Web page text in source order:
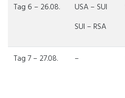
Tag 6 – 26.08.
USA – SUI
SUI – RSA
Tag 7 – 27.08. –